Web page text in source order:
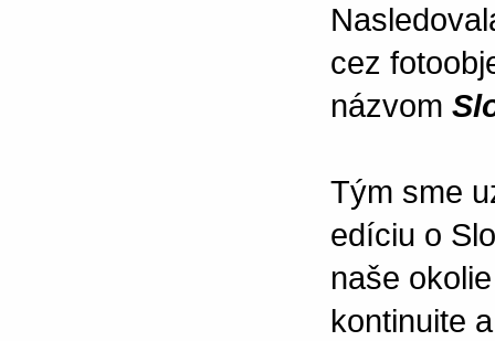
cez
názvom
Tým sme
edíciu o
naše
kontinuite